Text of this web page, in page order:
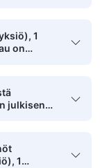
1
on
julkisen
1